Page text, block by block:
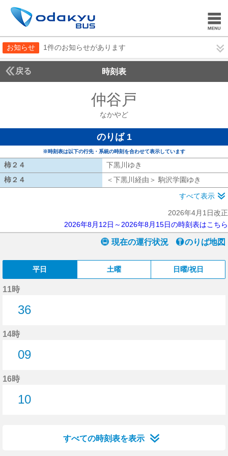
お知らせ 1件のお知らせがあります
戻る 時刻表
仲谷戸
なかやど
のりば 1
※時刻表は以下の行先・系統の時刻を合わせて表示しています
柿２４ 下黒川ゆき
柿２４
＜下黒川経由＞ 駒沢学園ゆき
すべて表示
2026年4月1日改正
2026年8月12日～2026年8月15日の時刻表はこちら
現在の運行状況 のりば地図
平日 土曜 日曜/祝日
11時
36
14時
09
16時
10
すべての時刻表を表示